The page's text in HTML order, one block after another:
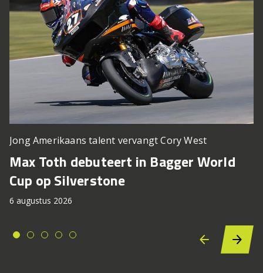
Jong Amerikaans talent vervangt Cory West
Max Toth debuteert in Bagger World
Cup op Silverstone
6 augustus 2026